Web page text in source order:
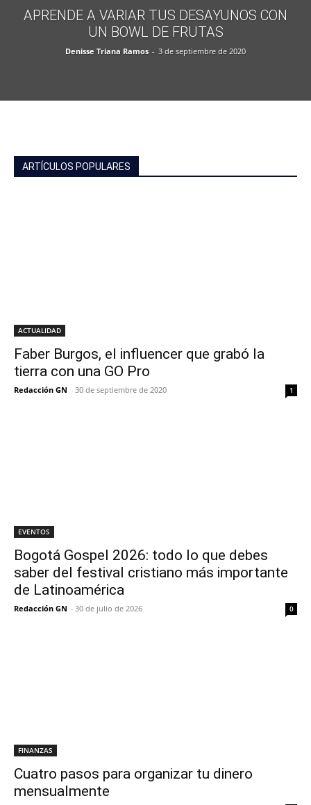
APRENDE A VARIAR TUS DESAYUNOS CON
UN BOWL DE FRUTAS
Denisse Triana Ramos - 3 de septiembre de 2020
ARTÍCULOS POPULARES
ACTUALIDAD
Faber Burgos, el influencer que grabó la
tierra con una GO Pro
Redacción GN - 30 de septiembre de 2020 1
EVENTOS
Bogotá Gospel 2026: todo lo que debes
saber del festival cristiano más importante
de Latinoamérica
Redacción GN - 30 de julio de 2026 0
FINANZAS
Cuatro pasos para organizar tu dinero
mensualmente